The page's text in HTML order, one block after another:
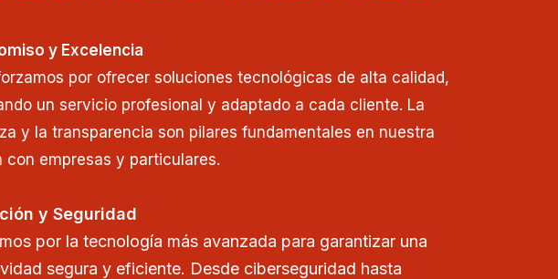
y Excelencia
por ofrecer soluciones tecnológicas de alta calidad,
un servicio profesional y adaptado a cada cliente. La
y la transparencia son pilares fundamentales en nuestra
con empresas y particulares.
y Seguridad
por la tecnología más avanzada para garantizar una
segura y eficiente. Desde ciberseguridad hasta